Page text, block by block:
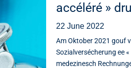
accéléré »
22 June 2022
Am Oktober 2021 gouf
Sozialversécherung ee
medezinesch